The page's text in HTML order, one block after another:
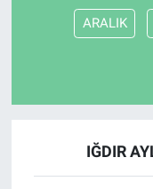
ARALIK
IĞDIR